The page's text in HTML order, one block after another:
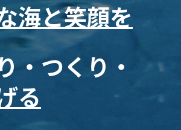
海と笑顔を
・つくり・
る